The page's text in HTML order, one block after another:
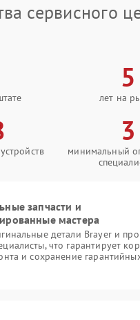
сервисного
5
лет на
3
минимальный
запчасти и
мастера
детали Brayer и
что гарантирует
и сохранение